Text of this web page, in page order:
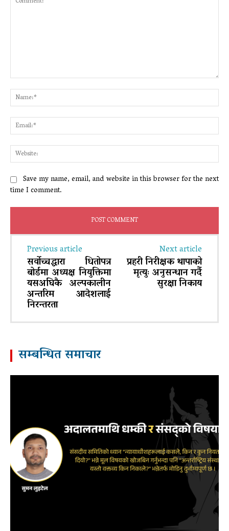
Save my name, email, and website in this browser for the next
time I comment.
Previous article
सर्वोच्चद्धारा धितोपत्र
बोर्डमा अध्यक्ष नियुक्तिमा
यसअघिकै अल्पकालीन
अन्तरिम आदेशलाई
निरन्तरता
Next article
प्रहरी निरीक्षक थापाको
मृत्युः अनुसन्धान गर्दै
सुरक्षा निकाय
सम्बन्धित समाचार